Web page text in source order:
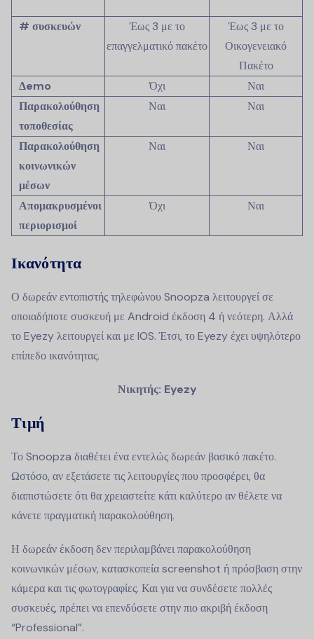
# συσκευών
Έως 3 με το
επαγγελματικό πακέτο
Έως 3 με το
Οικογενειακό
Πακέτο
Δemo
Όχι
Ναι
Παρακολούθηση
τοποθεσίας
Ναι Ναι
Παρακολούθηση
κοινωνικών
μέσων
Ναι Ναι
Απομακρυσμένοι
περιορισμοί
Όχι Ναι
Ικανότητα
Ο δωρεάν εντοπιστής τηλεφώνου Snoopza λειτουργεί σε
οποιαδήποτε συσκευή με Android έκδοση 4 ή νεότερη. Αλλά
το Eyezy λειτουργεί και με IOS. Έτσι, το Eyezy έχει υψηλότερο
επίπεδο ικανότητας.
Νικητής: Eyezy
Τιμή
Το Snoopza διαθέτει ένα εντελώς δωρεάν βασικό πακέτο.
Ωστόσο, αν εξετάσετε τις λειτουργίες που προσφέρει, θα
διαπιστώσετε ότι θα χρειαστείτε κάτι καλύτερο αν θέλετε να
κάνετε πραγματική παρακολούθηση.
Η δωρεάν έκδοση δεν περιλαμβάνει παρακολούθηση
κοινωνικών μέσων, κατασκοπεία screenshot ή πρόσβαση στην
κάμερα και τις φωτογραφίες. Και για να συνδέσετε πολλές
συσκευές, πρέπει να επενδύσετε στην πιο ακριβή έκδοση
“Professional”.